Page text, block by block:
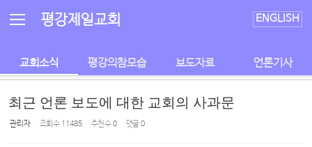
평강제일교회 ENGLISH
교회소식 평강의참모습 보도자료 언론기사
최근 언론 보도에 대한 교회의 사과문
관리자 조회 수 11485 추천 수0 댓글0